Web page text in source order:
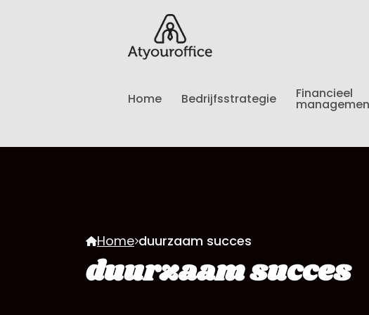
Home Bedrijfsstrategie Financieel
Home duurzaam succes
duurzaam succes